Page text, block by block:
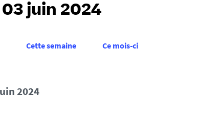
juin 2024
Cette semaine Ce mois-ci
2024